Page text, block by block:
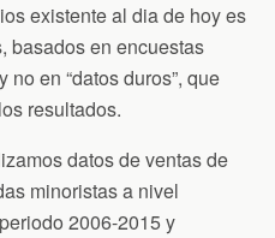
existente al dia de hoy es
basados en encuestas
en “datos duros”, que
resultados.
datos de ventas de
minoristas a nivel
2006-2015 y